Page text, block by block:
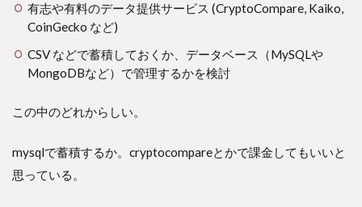
有志や有料のデータ提供サービス (CryptoCompare, Kaiko,
CoinGecko など)
CSV などで蓄積しておくか、データベース（MySQLや
MongoDBなど）で管理するかを検討
この中のどれからしい。
mysqlで蓄積するか。cryptocompareとかで課金してもいいと
思っている。